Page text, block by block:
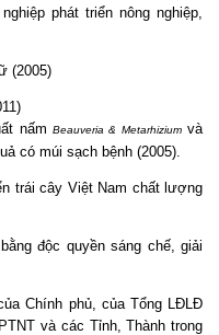
phát triển nông nghiệp,
(2005)
nấm Beauveria & Metarhiziumvà
có múi sạch bệnh (2005).
trái cây Việt Nam chất lượng
độc quyền sáng chế, giải
Chính phủ, của Tổng LĐLĐ
và các Tỉnh, Thành trong